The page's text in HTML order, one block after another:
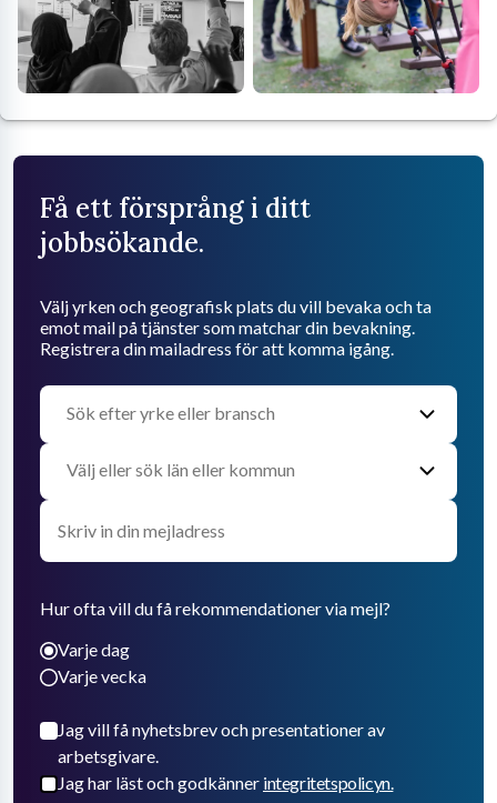
Få ett försprång i ditt
jobbsökande.
Välj yrken och geografisk plats du vill bevaka och ta
emot mail på tjänster som matchar din bevakning.
Registrera din mailadress för att komma igång.
Hur ofta vill du få rekommendationer via mejl?
Varje dag
Varje vecka
Jag vill få nyhetsbrev och presentationer av
arbetsgivare.
Jag har läst och godkänner integritetspolicyn.